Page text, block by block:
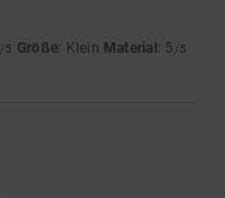
/5 Größe: Klein Material : 5 /5